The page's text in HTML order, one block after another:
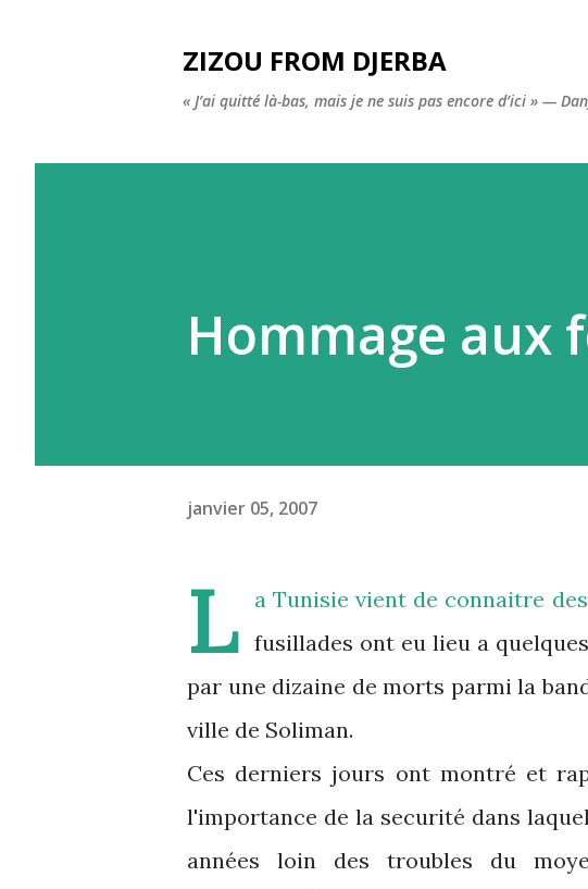
ZIZOU FROM DJERBA
« J’ai quitté là-bas, mais je ne suis pas encore d’ici » —
Hommage aux
janvier 05, 2007
L
a Tunisie vient de connaitre
fusillades ont eu lieu a
par une dizaine de morts parmi la
ville de Soliman.
Ces derniers jours ont montré et
l'importance de la securité dans
années loin des troubles du